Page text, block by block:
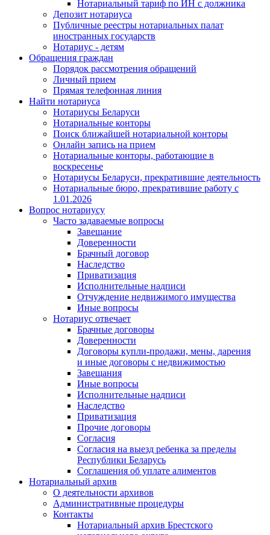
Нотариальный тариф по ИН с должника
Депозит нотариуса
Публичные реестры нотариальных палат
иностранных государств
Нотариус - детям
Обращения граждан
Порядок рассмотрения обращений
Личный прием
Прямая телефонная линия
Найти нотариуса
Нотариусы Беларуси
Нотариальные конторы
Поиск ближайшей нотариальной конторы
Онлайн запись на прием
Нотариальные конторы, работающие в
воскресенье
Нотариусы Беларуси, прекратившие деятельность
Нотариальные бюро, прекратившие работу с
1.01.2026
Вопрос нотариусу
Часто задаваемые вопросы
Завещание
Доверенности
Брачный договор
Наследство
Приватизация
Исполнительные надписи
Отчуждение недвижимого имущества
Иные вопросы
Нотариус отвечает
Брачные договоры
Доверенности
Договоры купли-продажи, мены, дарения
и иные договоры с недвижимостью
Завещания
Иные вопросы
Исполнительные надписи
Наследство
Приватизация
Прочие договоры
Согласия
Согласия на выезд ребенка за пределы
Республики Беларусь
Соглашения об уплате алиментов
Нотариальный архив
О деятельности архивов
Административные процедуры
Контакты
Нотариальный архив Брестского